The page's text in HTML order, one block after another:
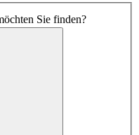
Sie finden?